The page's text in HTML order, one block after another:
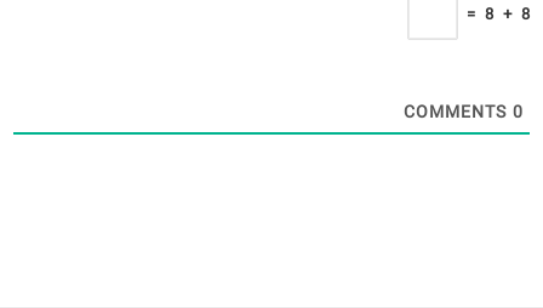
8
+
8
=
0